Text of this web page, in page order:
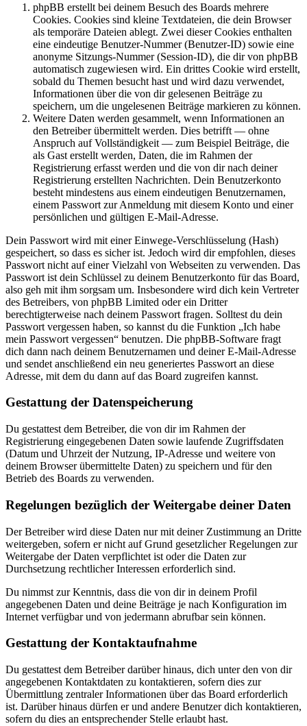
phpBB erstellt bei deinem Besuch des Boards mehrere
Cookies. Cookies sind kleine Textdateien, die dein Browser
als temporäre Dateien ablegt. Zwei dieser Cookies enthalten
eine eindeutige Benutzer-Nummer (Benutzer-ID) sowie eine
anonyme Sitzungs-Nummer (Session-ID), die dir von phpBB
automatisch zugewiesen wird. Ein drittes Cookie wird erstellt,
sobald du Themen besucht hast und wird dazu verwendet,
Informationen über die von dir gelesenen Beiträge zu
speichern, um die ungelesenen Beiträge markieren zu können.
Weitere Daten werden gesammelt, wenn Informationen an
den Betreiber übermittelt werden. Dies betrifft — ohne
Anspruch auf Vollständigkeit — zum Beispiel Beiträge, die
als Gast erstellt werden, Daten, die im Rahmen der
Registrierung erfasst werden und die von dir nach deiner
Registrierung erstellten Nachrichten. Dein Benutzerkonto
besteht mindestens aus einem eindeutigen Benutzernamen,
einem Passwort zur Anmeldung mit diesem Konto und einer
persönlichen und gültigen E-Mail-Adresse.
Dein Passwort wird mit einer Einwege-Verschlüsselung (Hash)
gespeichert, so dass es sicher ist. Jedoch wird dir empfohlen, dieses
Passwort nicht auf einer Vielzahl von Webseiten zu verwenden. Das
Passwort ist dein Schlüssel zu deinem Benutzerkonto für das Board,
also geh mit ihm sorgsam um. Insbesondere wird dich kein Vertreter
des Betreibers, von phpBB Limited oder ein Dritter
berechtigterweise nach deinem Passwort fragen. Solltest du dein
Passwort vergessen haben, so kannst du die Funktion „Ich habe
mein Passwort vergessen“ benutzen. Die phpBB-Software fragt
dich dann nach deinem Benutzernamen und deiner E-Mail-Adresse
und sendet anschließend ein neu generiertes Passwort an diese
Adresse, mit dem du dann auf das Board zugreifen kannst.
Gestattung der Datenspeicherung
Du gestattest dem Betreiber, die von dir im Rahmen der
Registrierung eingegebenen Daten sowie laufende Zugriffsdaten
(Datum und Uhrzeit der Nutzung, IP-Adresse und weitere von
deinem Browser übermittelte Daten) zu speichern und für den
Betrieb des Boards zu verwenden.
Regelungen bezüglich der Weitergabe deiner Daten
Der Betreiber wird diese Daten nur mit deiner Zustimmung an Dritte
weitergeben, sofern er nicht auf Grund gesetzlicher Regelungen zur
Weitergabe der Daten verpflichtet ist oder die Daten zur
Durchsetzung rechtlicher Interessen erforderlich sind.
Du nimmst zur Kenntnis, dass die von dir in deinem Profil
angegebenen Daten und deine Beiträge je nach Konfiguration im
Internet verfügbar und von jedermann abrufbar sein können.
Gestattung der Kontaktaufnahme
Du gestattest dem Betreiber darüber hinaus, dich unter den von dir
angegebenen Kontaktdaten zu kontaktieren, sofern dies zur
Übermittlung zentraler Informationen über das Board erforderlich
ist. Darüber hinaus dürfen er und andere Benutzer dich kontaktieren,
sofern du dies an entsprechender Stelle erlaubt hast.